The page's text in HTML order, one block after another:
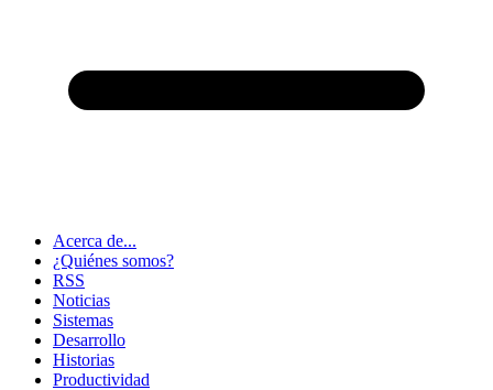
Acerca de...
¿Quiénes somos?
RSS
Noticias
Sistemas
Desarrollo
Historias
Productividad